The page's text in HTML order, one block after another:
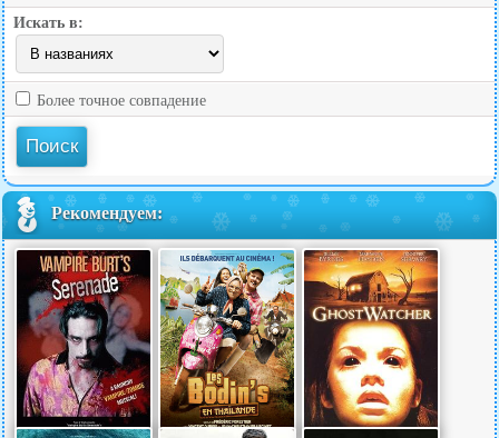
Искать в:
Более точное совпадение
Рекомендуем: